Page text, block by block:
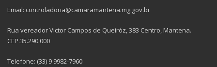
Email: controladoria@camaramantena.mg.gov.br
Rua vereador Victor Campos de Queiróz, 383 Centro, Mantena.
CEP.35.290.000
Telefone: (33) 9 9982-7960